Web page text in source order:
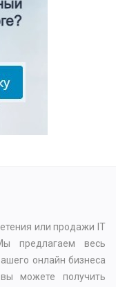
или продажи IT
предлагаем весь
онлайн бизнеса
можете получить